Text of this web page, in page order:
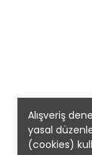
Alışveriş
yasal
(cookies)